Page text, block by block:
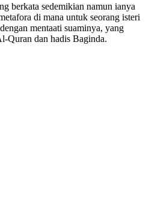
berkata sedemikian namun ianya
di mana untuk seorang isteri
mentaati suaminya, yang
Quran dan hadis Baginda.